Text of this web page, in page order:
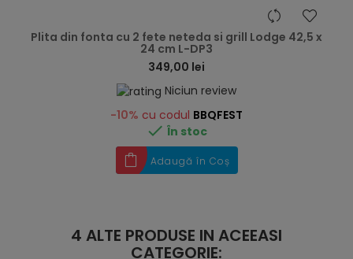
Plita din fonta cu 2 fete neteda si grill Lodge 42,5 x
24 cm L-DP3
349,00 lei
Niciun review
-10% cu codul BBQFEST
 În stoc
Adaugă în Coș
4 ALTE PRODUSE IN ACEEASI
CATEGORIE: